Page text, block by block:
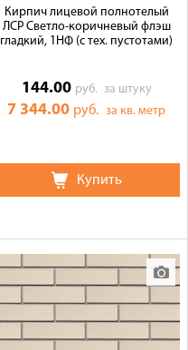
Кирпич лицевой полнотелый
ЛСР Светло-коричневый флэш
гладкий, 1НФ (с тех. пустотами)
144.00 руб. за штуку
7 344.00 руб.за кв. метр
Купить